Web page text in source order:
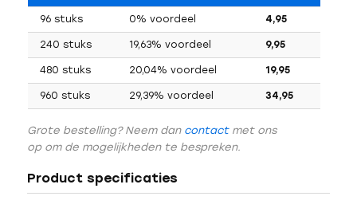
96 stuks 0% voordeel 4,95
240 stuks 19,63% voordeel 9,95
480 stuks 20,04% voordeel 19,95
960 stuks 29,39% voordeel 34,95
Grote bestelling? Neem dan contactmet ons
op om de mogelijkheden te bespreken.
Product specificaties